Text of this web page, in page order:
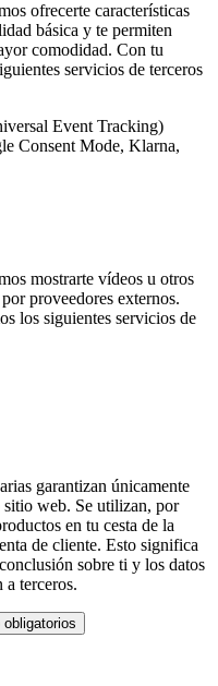
ofrecerte características
básica y te permiten
comodidad. Con tu
servicios de terceros
Event Tracking)
Consent Mode, Klarna,
mostrarte vídeos u otros
proveedores externos.
los siguientes servicios de
garantizan únicamente
sitio web. Se utilizan, por
en tu cesta de la
de cliente. Esto significa
sobre ti y los datos
a terceros.
obligatorios